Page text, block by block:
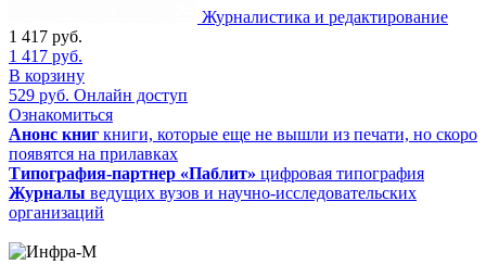
Журналистика и редактирование
1 417 руб.
1 417 руб.
В корзину
529 руб. Онлайн доступ
Ознакомиться
Анонс книг книги, которые еще не вышли из печати, но скоро
появятся на прилавках
Типография-партнер «Паблит» цифровая типография
Журналы ведущих вузов и научно-исследовательских
организаций